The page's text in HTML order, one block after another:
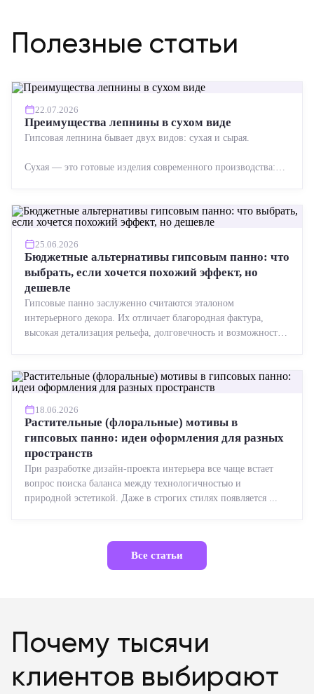
Полезные статьи
22.07.2026
Преимущества лепнины в сухом виде
Гипсовая лепнина бывает двух видов: сухая и сырая.
Сухая — это готовые изделия современного производства:
25.06.2026
Бюджетные альтернативы гипсовым панно: что
выбрать, если хочется похожий эффект, но
дешевле
Гипсовые панно заслуженно считаются эталоном
интерьерного декора. Их отличает благородная фактура,
высокая детализация рельефа, долговечность и возможность
18.06.2026
Растительные (флоральные) мотивы в
гипсовых панно: идеи оформления для разных
пространств
При разработке дизайн-проекта интерьера все чаще встает
вопрос поиска баланса между технологичностью и
природной эстетикой. Даже в строгих стилях появляется ...
Все статьи
Почему тысячи
клиентов выбирают